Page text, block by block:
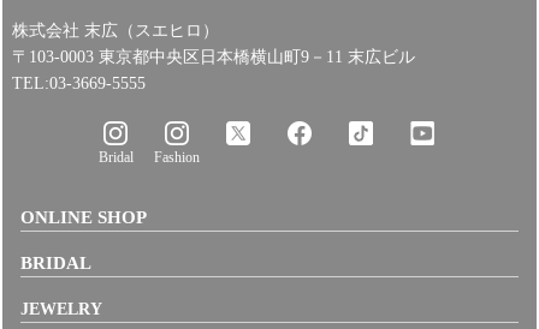
株式会社 末広（スエヒロ）
〒103-0003 東京都中央区日本橋横山町9－11 末広ビル
TEL:03-3669-5555
Bridal Fashion
ONLINE SHOP
BRIDAL
JEWELRY